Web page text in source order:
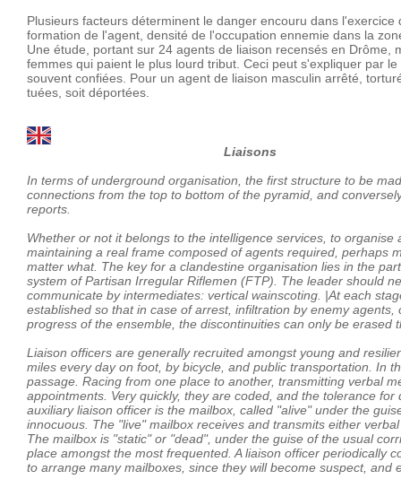
Plusieurs facteurs déterminent le danger encouru dans
formation de l'agent, densité de l'occupation ennemie dans la
Une étude, portant sur 24 agents de liaison recensés en
femmes qui paient le plus lourd tribut. Ceci peut s'expliquer par
souvent confiées. Pour un agent de liaison masculin arrêté,
tuées, soit déportées.
Liaisons
In terms of underground organisation, the first structure to be
connections from the top to bottom of the pyramid, and
reports.
Whether or not it belongs to the intelligence services, to
maintaining a real frame composed of agents required, perhaps
matter what. The key for a clandestine organisation lies in the
system of Partisan Irregular Riflemen (FTP). The leader should
communicate by intermediates: vertical wainscoting. |At each
established so that in case of arrest, infiltration by enemy
progress of the ensemble, the discontinuities can only be erased
Liaison officers are generally recruited amongst young and
miles every day on foot, by bicycle, and public transportation. In
passage. Racing from one place to another, transmitting verbal
appointments. Very quickly, they are coded, and the tolerance
auxiliary liaison officer is the mailbox, called "alive" under the
innocuous. The "live" mailbox receives and transmits either
The mailbox is "static" or "dead", under the guise of the usual
place amongst the most frequented. A liaison officer periodically
to arrange many mailboxes, since they will become suspect, and